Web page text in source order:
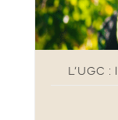
L’UGC